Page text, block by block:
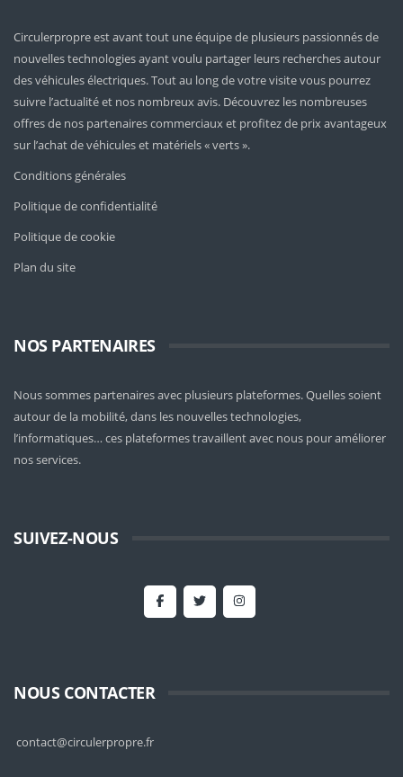
Circulerpropre est avant tout une équipe de plusieurs passionnés de
nouvelles technologies ayant voulu partager leurs recherches autour
des véhicules électriques. Tout au long de votre visite vous pourrez
suivre l’actualité et nos nombreux avis. Découvrez les nombreuses
offres de nos partenaires commerciaux et profitez de prix avantageux
sur l’achat de véhicules et matériels « verts ».
Conditions générales
Politique de confidentialité
Politique de cookie
Plan du site
NOS PARTENAIRES
Nous sommes partenaires avec plusieurs plateformes. Quelles soient
autour de la mobilité, dans les nouvelles technologies,
l’informatiques… ces plateformes travaillent avec nous pour améliorer
nos services.
SUIVEZ-NOUS
NOUS CONTACTER
contact@circulerpropre.fr